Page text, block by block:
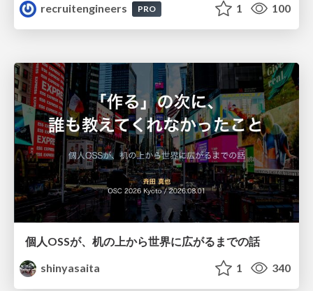
recruitengineers
PRO 1 100
個人OSSが、机の上から世界に広がるまでの話
shinyasaita
1 340